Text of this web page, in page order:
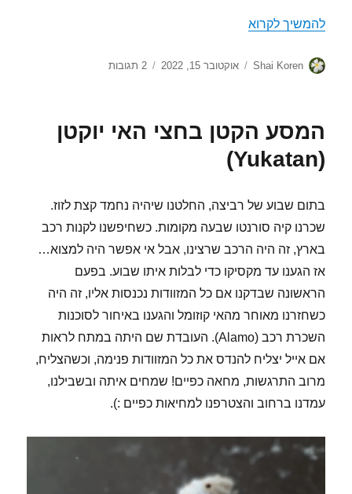
להמשיך לקרוא
מחבר
Shai Koren
פורסם
אוקטובר 15, 2022 2 תגובות
על
המסע הקטן בחצי האי יוקטן
(Yukatan)
בתום שבוע של רביצה, החלטנו שיהיה נחמד קצת לזוז.
שכרנו קיה סורנטו שבעה מקומות. כשחיפשנו לקנות רכב
בארץ, זה היה הרכב שרצינו, אבל אי אפשר היה למצוא…
אז הגענו עד מקסיקו כדי לבלות איתו שבוע. בפעם
הראשונה שבדקנו אם כל המזוודות נכנסות אליו, זה היה
כשחזרנו מאוחר מהאי קוזומל והגענו באיחור לסוכנות
השכרת רכב (Alamo). העובדת שם היתה במתח לראות
אם אייל יצליח להנדס את כל המזוודות פנימה, וכשהצליח,
מרוב התרגשות, מחאה כפיים! שמחים איתה ובשבילנו,
עמדנו ברחוב והצטרפנו למחיאות כפיים :).